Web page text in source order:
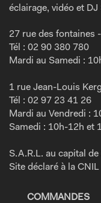
éclairage, vidéo et DJ
27 rue des fontaines -
Tél : 02 90 380 780
Mardi au Samedi :
1 rue Jean-Louis
Tél : 02 97 23 41 26
Mardi au Vendredi :
Samedi : 10h-12h et
S.A.R.L. au capital
Site déclaré à la
COMMANDES